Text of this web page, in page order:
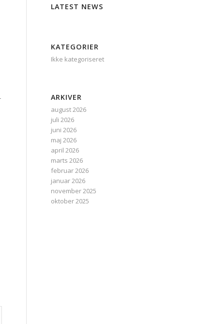
LATEST NEWS
KATEGORIER
Ikke kategoriseret
ARKIVER
august 2026
juli 2026
juni 2026
maj 2026
april 2026
marts 2026
februar 2026
januar 2026
november 2025
oktober 2025